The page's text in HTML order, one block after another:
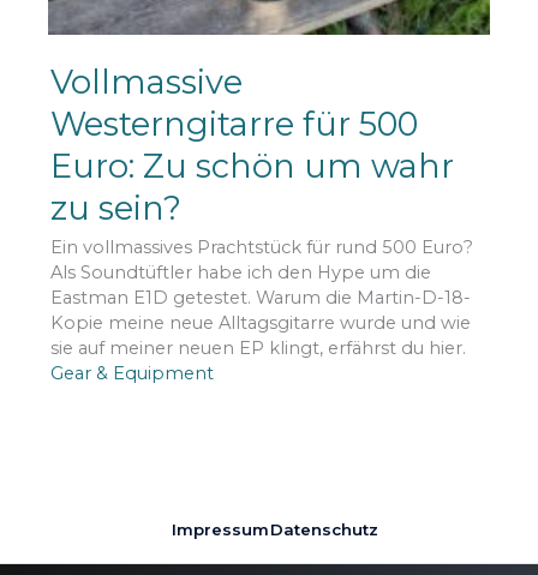
Vollmassive
Westerngitarre für 500
Euro: Zu schön um wahr
zu sein?
Ein vollmassives Prachtstück für rund 500 Euro?
Als Soundtüftler habe ich den Hype um die
Eastman E1D getestet. Warum die Martin-D-18-
Kopie meine neue Alltagsgitarre wurde und wie
sie auf meiner neuen EP klingt, erfährst du hier.
Gear & Equipment
ImpressumDatenschutz